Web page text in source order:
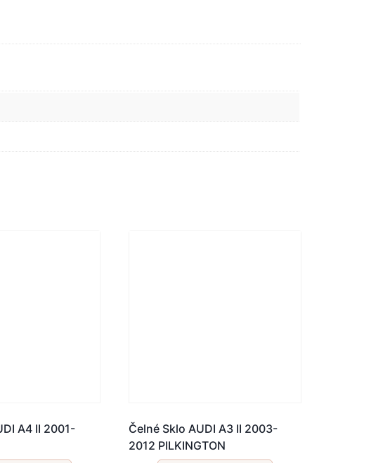
A4 II 2001-
Čelné Sklo AUDI A3 II 2003-
2012 PILKINGTON